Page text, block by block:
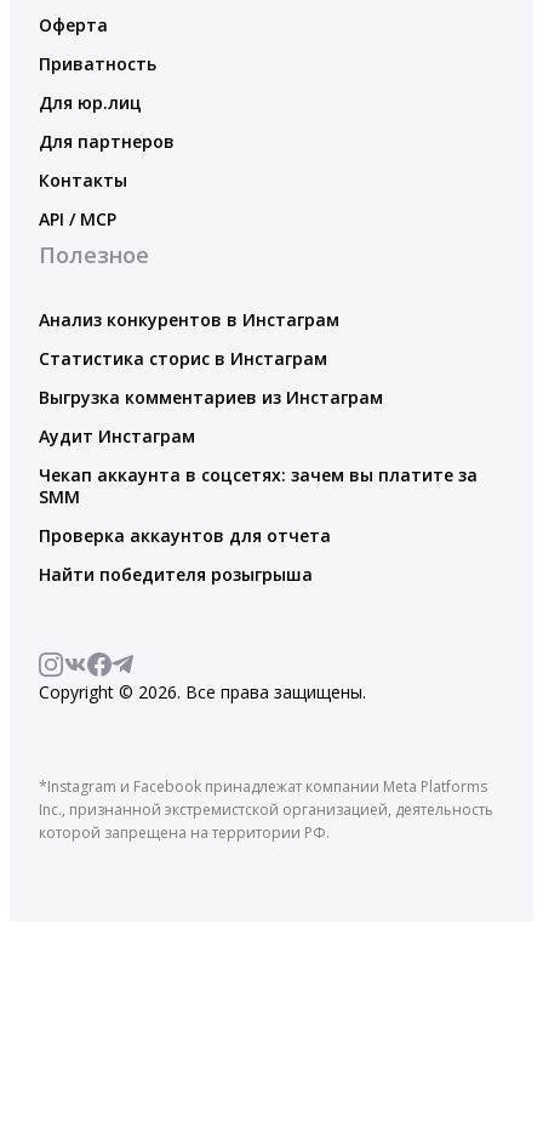
Оферта
Приватность
Для юр.лиц
Для партнеров
Контакты
API / MCP
Полезное
Анализ конкурентов в Инстаграм
Статистика сторис в Инстаграм
Выгрузка комментариев из Инстаграм
Аудит Инстаграм
Чекап аккаунта в соцсетях: зачем вы платите за
SMM
Проверка аккаунтов для отчета
Найти победителя розыгрыша
Copyright © 2026. Все права защищены.
*Instagram и Facebook принадлежат компании Meta Platforms
Inc., признанной экстремистской организацией, деятельность
которой запрещена на территории РФ.